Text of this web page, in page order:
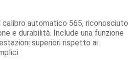
calibro automatico 565, riconosciuto
e durabilità. Include una funzione
superiori rispetto ai